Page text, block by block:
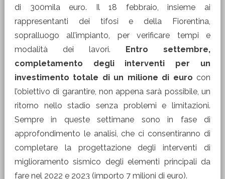
di 300mila euro. Il 18 febbraio, insieme ai
rappresentanti dei tifosi e della Fiorentina,
sopralluogo all’impianto, per verificare tempi e
modalità dei lavori. Entro settembre,
completamento degli interventi per un
investimento totale di un milione di euro con
l’obiettivo di garantire, non appena sarà possibile, un
ritorno nello stadio senza problemi e limitazioni.
Sempre in queste settimane sono in fase di
approfondimento le analisi, che ci consentiranno di
completare la progettazione degli interventi di
miglioramento sismico degli elementi principali da
fare nel 2022 e 2023 (importo 7 milioni di euro).